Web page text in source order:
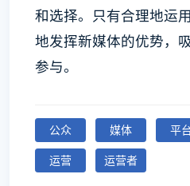
和选择。只有合理地运
地发挥新媒体的优势，
参与。
公众 媒体 平
运营
运营者